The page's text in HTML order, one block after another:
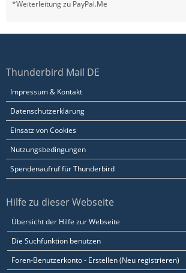
*Weiterleitung zu PayPal.Me
Thunderbird Mail DE
Impressum & Kontakt
Datenschutzerklärung
Einsatz von Cookies
Nutzungsbedingungen
Spendenaufruf für Thunderbird
Hilfe zu dieser Webseite
Übersicht der Hilfe zur Webseite
Die Suchfunktion benutzen
Foren-Benutzerkonto - Erstellen (Neu registrieren)